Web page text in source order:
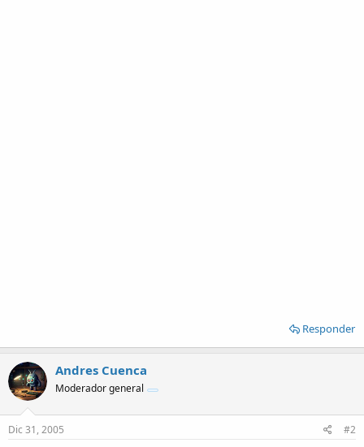
Responder
Andres Cuenca
Moderador general
Dic 31, 2005 #2